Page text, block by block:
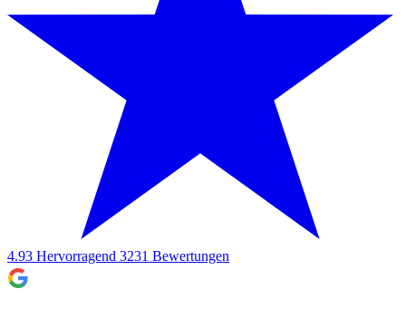
4.93 Hervorragend 3231 Bewertungen